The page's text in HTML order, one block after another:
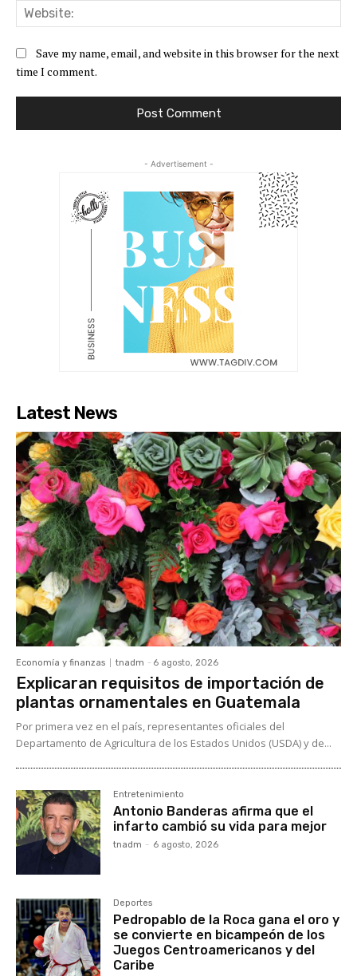
Save my name, email, and website in this browser for the next
time I comment.
- Advertisement -
Latest News
Economía y finanzas tnadm - 6 agosto, 2026
Explicaran requisitos de importación de
plantas ornamentales en Guatemala
Por primera vez en el país, representantes oficiales del
Departamento de Agricultura de los Estados Unidos (USDA) y de...
Entretenimiento
Antonio Banderas afirma que el
infarto cambió su vida para mejor
tnadm - 6 agosto, 2026
Deportes
Pedropablo de la Roca gana el oro y
se convierte en bicampeón de los
Juegos Centroamericanos y del
Caribe